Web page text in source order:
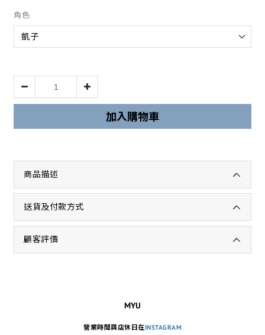
角色
加入購物車
商品描述
送貨及付款方式
顧客評價
MYU
營業時間與店休日在INSTAGRAM